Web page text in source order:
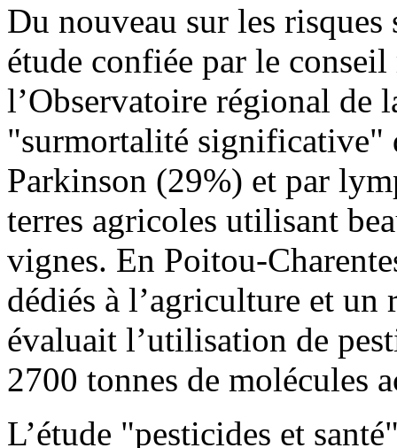
Du nouveau sur les risques
étude confiée par le
l’Observatoire régional de
"surmortalité significative"
Parkinson (29%) et par
terres agricoles utilisant
vignes. En Poitou-
dédiés à l’agriculture et un
évaluait l’utilisation de
2700 tonnes de molécules
L’étude "pesticides et